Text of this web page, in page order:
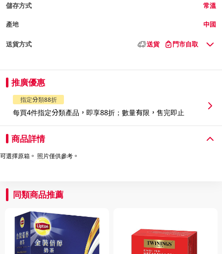
儲存方式 常溫
產地 中國
送貨方式 送貨 門市自取
推廣優惠
指定分類88折
每買4件指定分類產品，即享88折；數量有限，售完即止
商品詳情
可選擇原箱。 照片僅供參考。
同類商品推薦